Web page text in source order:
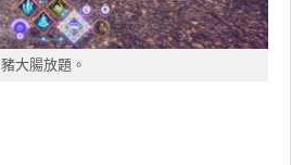
豬大腸放題。